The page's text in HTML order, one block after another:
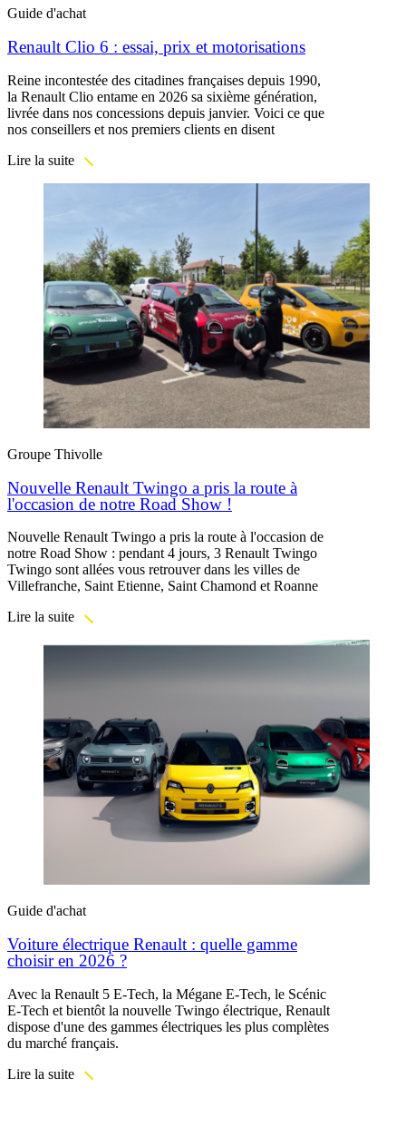
Guide d'achat
Renault Clio 6 : essai, prix et motorisations
Reine incontestée des citadines françaises depuis 1990,
la Renault Clio entame en 2026 sa sixième génération,
livrée dans nos concessions depuis janvier. Voici ce que
nos conseillers et nos premiers clients en disent
Lire la suite
Groupe Thivolle
Nouvelle Renault Twingo a pris la route à
l'occasion de notre Road Show !
Nouvelle Renault Twingo a pris la route à l'occasion de
notre Road Show : pendant 4 jours, 3 Renault Twingo
Twingo sont allées vous retrouver dans les villes de
Villefranche, Saint Etienne, Saint Chamond et Roanne
Lire la suite
Guide d'achat
Voiture électrique Renault : quelle gamme
choisir en 2026 ?
Avec la Renault 5 E-Tech, la Mégane E-Tech, le Scénic
E-Tech et bientôt la nouvelle Twingo électrique, Renault
dispose d'une des gammes électriques les plus complètes
du marché français.
Lire la suite